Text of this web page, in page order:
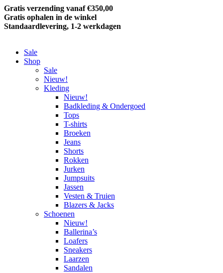
Gratis verzending vanaf €350,00
Gratis ophalen in de winkel
Standaardlevering, 1-2 werkdagen
Sale
Shop
Sale
Nieuw!
Kleding
Nieuw!
Badkleding & Ondergoed
Tops
T-shirts
Broeken
Jeans
Shorts
Rokken
Jurken
Jumpsuits
Jassen
Vesten & Truien
Blazers & Jacks
Schoenen
Nieuw!
Ballerina’s
Loafers
Sneakers
Laarzen
Sandalen